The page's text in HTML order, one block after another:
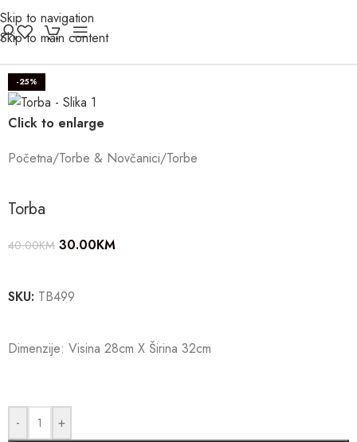
Skip to navigation
Skip to main content
-25%
Click to enlarge
Početna/Torbe & Novčanici/Torbe
Torba
40.00KM 30.00KM
SKU: TB499
Dimenzije: Visina 28cm X Širina 32cm
- +